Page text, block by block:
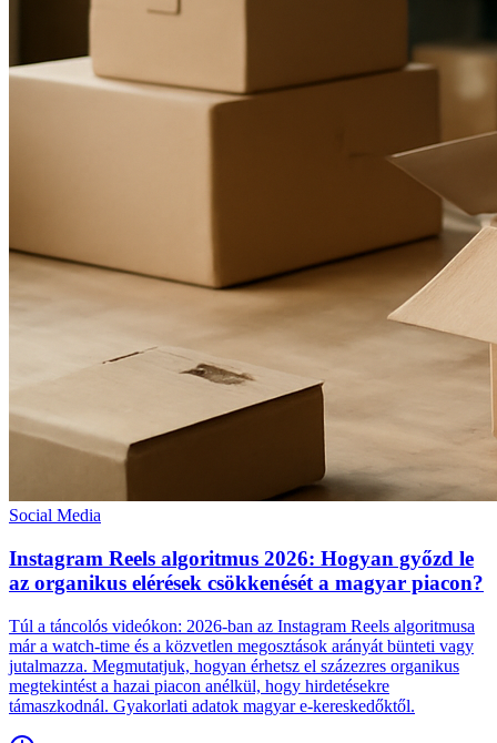
Social Media
Instagram Reels algoritmus 2026: Hogyan győzd le
az organikus elérések csökkenését a magyar piacon?
Túl a táncolós videókon: 2026-ban az Instagram Reels algoritmusa
már a watch-time és a közvetlen megosztások arányát bünteti vagy
jutalmazza. Megmutatjuk, hogyan érhetsz el százezres organikus
megtekintést a hazai piacon anélkül, hogy hirdetésekre
támaszkodnál. Gyakorlati adatok magyar e-kereskedőktől.